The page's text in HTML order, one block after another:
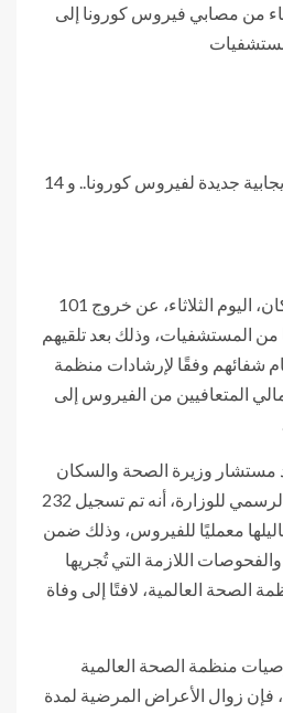
من مصابي فيروس كورونا إلى
الصحة: تسجيل 232 حالة إيجابية جديدة لفيروس كورونا.. و 14
أعلنت وزارة الصحة والسكان، اليوم الثلاثاء، عن خروج 101
المستشفيات، وذلك بعد تلقيهم
شفائهم وفقًا لإرشادات منظمة
المتعافيين من الفيروس إلى
مستشار وزيرة الصحة والسكان
لشئون الإعلام والمتحدث الرسمي للوزارة، أنه تم تسجيل 232
معمليًا للفيروس، وذلك ضمن
اللازمة التي تُجريها
الصحة العالمية، لافتًا إلى وفاة
منظمة الصحة العالمية
الصادرة في ٢٧ مايو ٢٠٢٠، فإن زوال الأعراض المرضية لمدة